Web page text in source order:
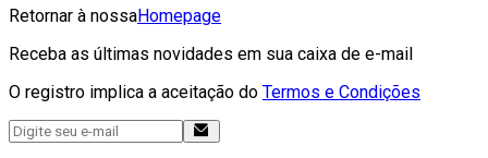
Retornar à nossaHomepage
Receba as últimas novidades em sua caixa de e-mail
O registro implica a aceitação do Termos e Condições